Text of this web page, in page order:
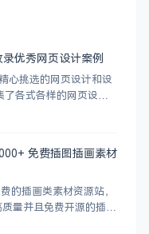
优秀网页设计案例
心挑选的网页设计和设
了各式各样的网页设计
时尚、设计、机构、
免费插图插画素材
的插画类素材资源站，
量并且免费开源的插图